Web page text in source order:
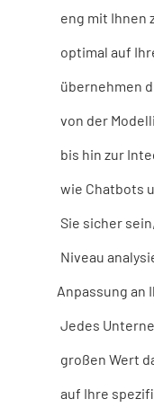
eng mit Ihnen
optimal auf
übernehmen
von der
bis hin zur
wie Chatbots
Sie sicher
Niveau
Anpassung an
Jedes
großen Wert
auf Ihre